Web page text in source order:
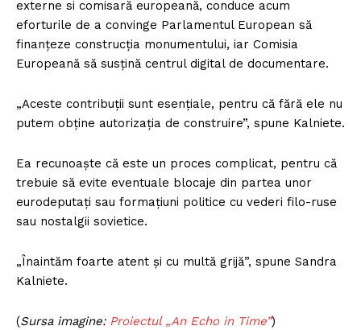
externe si comisară europeană, conduce acum
eforturile de a convinge Parlamentul European să
finanțeze construcția monumentului, iar Comisia
Europeană să susțină centrul digital de documentare.
„Aceste contribuții sunt esențiale, pentru că fără ele nu
putem obține autorizația de construire”, spune Kalniete.
Ea recunoaște că este un proces complicat, pentru că
trebuie să evite eventuale blocaje din partea unor
eurodeputați sau formațiuni politice cu vederi filo-ruse
sau nostalgii sovietice.
„Înaintăm foarte atent și cu multă grijă”, spune Sandra
Kalniete.
(Sursa imagine: Proiectul „An Echo in Time”)